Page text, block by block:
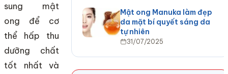
sung mật
ong để cơ
thể hấp thu
dưỡng chất
tốt nhất và
Mật ong Manuka làm đẹp
da mặt bí quyết sáng da
tự nhiên
31/07/2025